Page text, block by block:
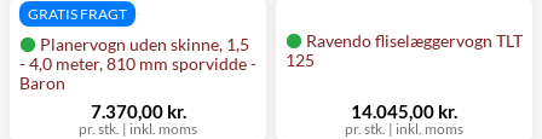
Planervogn uden skinne, 1,5
- 4,0 meter, 810 mm sporvidde -
Baron
GRATIS FRAGT
pr. stk. | inkl. moms
7.370,00 kr.
Ravendo fliselæggervogn TLT
125
pr. stk. | inkl. moms
14.045,00 kr.